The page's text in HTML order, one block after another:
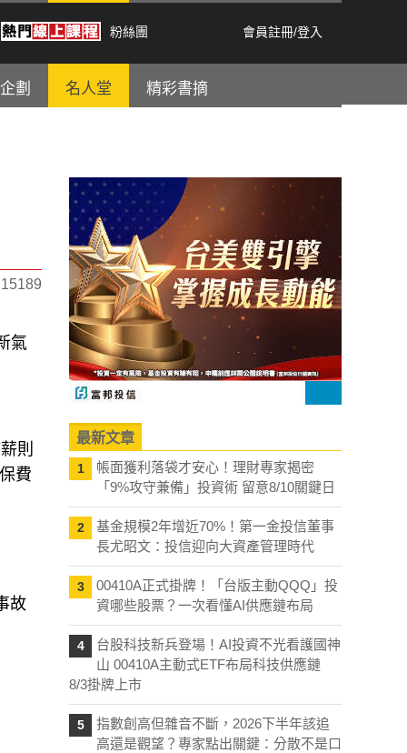
粉絲團 會員註冊/登入
劃 名人堂 精彩書摘
氣
則
費
故
最新文章
1
帳面獲利落袋才安心！理財專家揭密
「9%攻守兼備」投資術 留意8/10關鍵日
2
基金規模2年增近70%！第一金投信董事
長尤昭文：投信迎向大資產管理時代
3
00410A正式掛牌！「台版主動QQQ」投
資哪些股票？一次看懂AI供應鏈布局
4
台股科技新兵登場！AI投資不光看護國神
山 00410A主動式ETF布局科技供應鏈
8/3掛牌上市
5
指數創高但雜音不斷，2026下半年該追
高還是觀望？專家點出關鍵：分散不是口